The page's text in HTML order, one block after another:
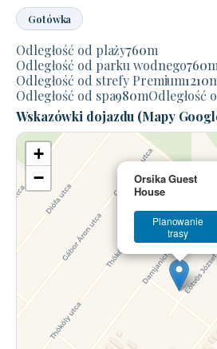
Gotówka
Odległość od plaży760m
Odległość od parku wodnego760m
Odległość od strefy Premium1210
Odległość od spa980mOdległość
Wskazówki dojazdu (Mapy
Orsika Guest
House
Planowanie
trasy
+
−